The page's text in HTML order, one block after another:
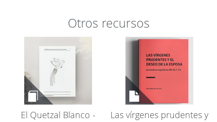
Otros recursos
El Quetzal Blanco -
Las vírgenes prudentes y